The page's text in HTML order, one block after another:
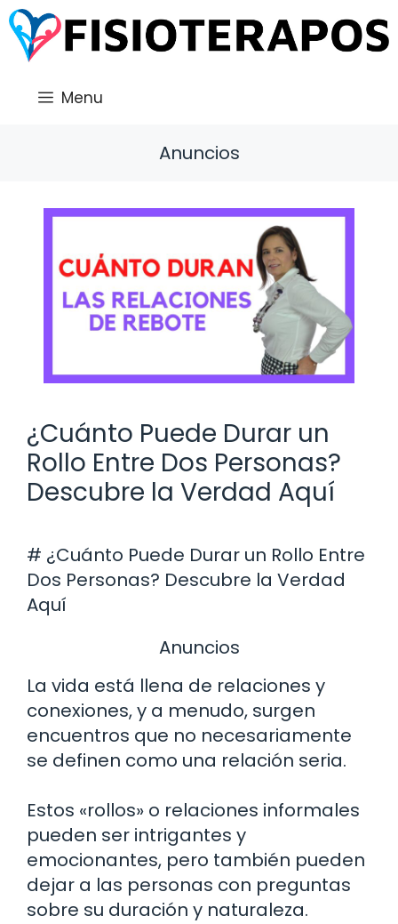
Saltar
al
contenido
Menu
Anuncios
¿Cuánto Puede Durar un
Rollo Entre Dos Personas?
Descubre la Verdad Aquí
# ¿Cuánto Puede Durar un Rollo Entre
Dos Personas? Descubre la Verdad
Aquí
Anuncios
La vida está llena de relaciones y
conexiones, y a menudo, surgen
encuentros que no necesariamente
se definen como una relación seria.
Estos «rollos» o relaciones informales
pueden ser intrigantes y
emocionantes, pero también pueden
dejar a las personas con preguntas
sobre su duración y naturaleza.